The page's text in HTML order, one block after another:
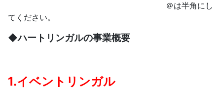
＠は半角にし
てください。
◆ハートリンガルの事業概要
1.イベントリンガル